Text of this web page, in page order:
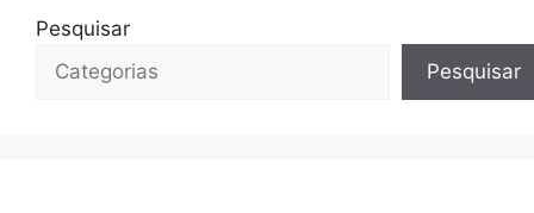
Pesquisar
Pesquisar